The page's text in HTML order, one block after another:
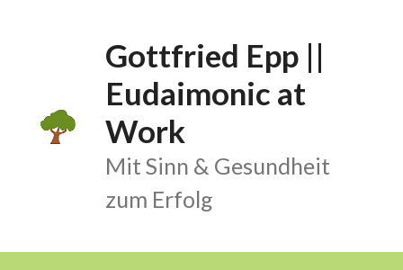
Gottfried Epp ||
Eudaimonic at
Work
Mit Sinn & Gesundheit
zum Erfolg